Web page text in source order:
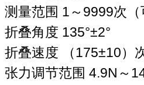
测量范围 1～9999次
折叠角度 135°±2°
折叠速度 （175±10）
张力调节范围 4.9N～